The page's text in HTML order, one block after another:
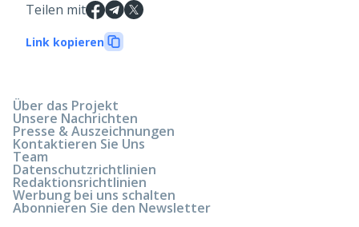
Teilen mit
Link kopieren
Über das Projekt
Unsere Nachrichten
Presse & Auszeichnungen
Kontaktieren Sie Uns
Team
Datenschutzrichtlinien
Redaktionsrichtlinien
Werbung bei uns schalten
Abonnieren Sie den Newsletter